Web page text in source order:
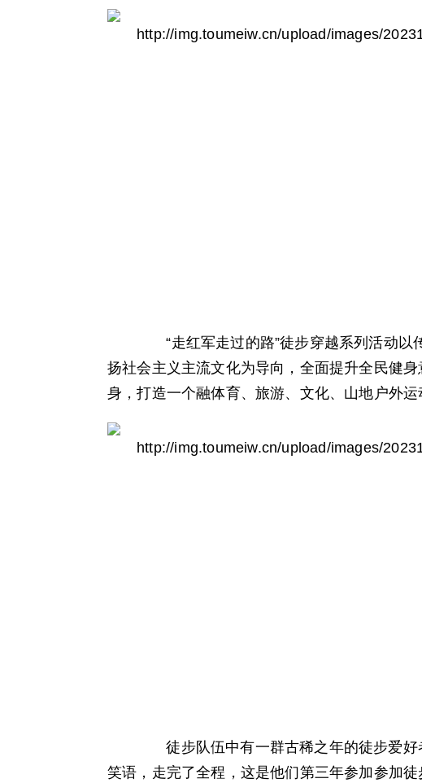
“走红军走过的路”徒步穿越系列活动以
扬社会主义主流文化为导向，全面提升全民健
身，打造一个融体育、旅游、文化、山地户外运
徒步队伍中有一群古稀之年的徒步爱好
笑语，走完了全程，这是他们第三年参加参加